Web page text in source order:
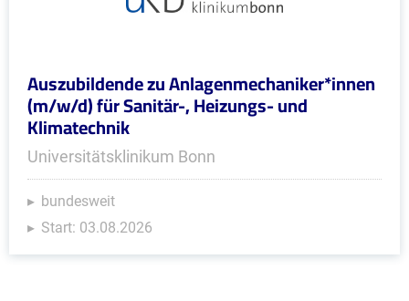
Auszubildende zu Anlagenmechaniker*innen
(m/w/d) für Sanitär-, Heizungs- und
Klimatechnik
Universitätsklinikum Bonn
bundesweit
Start: 03.08.2026